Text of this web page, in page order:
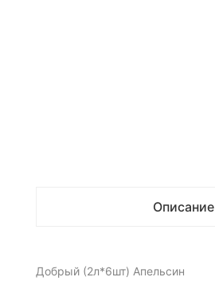
Описание
Добрый (2л*6шт) Апельсин